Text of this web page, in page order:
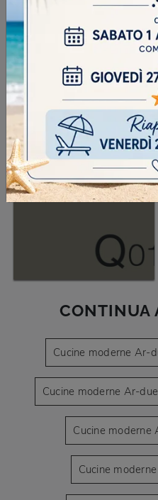
SFOGLIA I
CONTINUA
Cucine moderne Ar-
Cucine moderne Ar-
Cucine moderne
Cucine